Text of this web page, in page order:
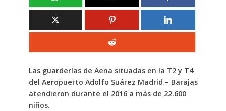
Las guarderías de Aena situadas en la T2 y T4
del Aeropuerto Adolfo Suárez Madrid – Barajas
atendieron durante el 2016 a más de 22.600
niños.